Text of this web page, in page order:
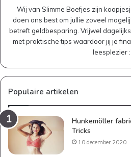
Wij van Slimme Boefjes zijn
doen ons best om jullie zoveel
betreft geldbesparing. Vrijwel
met praktische tips waardoor jij je
leesplezier
Populaire artikelen
Hunkemöller
Tricks
10 december 2020